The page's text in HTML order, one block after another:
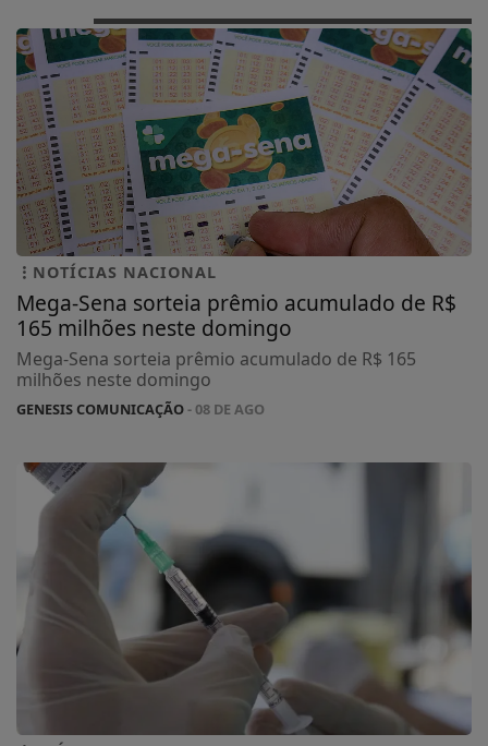
NOTÍCIAS NACIONAL
Mega-Sena sorteia prêmio acumulado de R$
165 milhões neste domingo
Mega-Sena sorteia prêmio acumulado de R$ 165
milhões neste domingo
GENESIS COMUNICAÇÃO- 08 DE AGO